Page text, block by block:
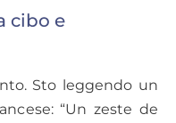
cibo e
Sto leggendo un
“Un zeste de